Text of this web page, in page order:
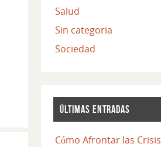
Salud
Sin categoria
Sociedad
ÚLTIMAS ENTRADAS
Cómo Afrontar las Crisis